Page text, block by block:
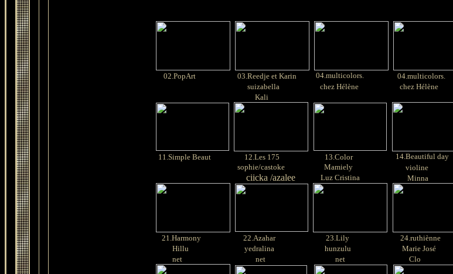
02.PopArt 03.Reedje et Karin 04.multicolors. 04.multicolors.
suizabella
chez Hélène chez Hélène
Kali
11.Simple Beaut 12.Les 175 13.Color 14.Beautiful day
sophie/castoke
Mamiely violine
ciicka /azalee Luz Cristina Minna
21.Harmony 22.Azahar 23.Lily 24.ruthiènne
Hillu yedralina hunzulu Marie José
net net net Clo